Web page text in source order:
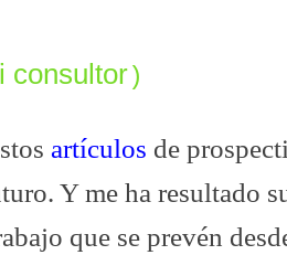
consultor)
artículos de
Y me ha resultado
que se prevén